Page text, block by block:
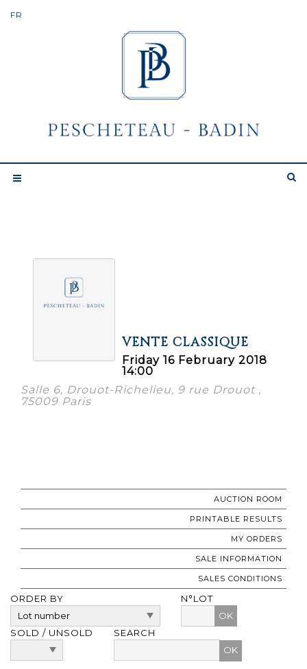
VENTE CLASSIQUE
Friday 16 February 2018
14:00
Salle 6, Drouot-Richelieu, 9 rue Drouot ,
75009 Paris
AUCTION ROOM
PRINTABLE RESULTS
MY ORDERS
SALE INFORMATION
SALES CONDITIONS
ORDER BY
N°LOT
OK
SOLD / UNSOLD
SEARCH